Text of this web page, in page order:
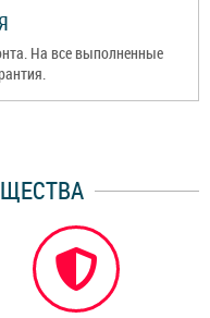
На все выполненные